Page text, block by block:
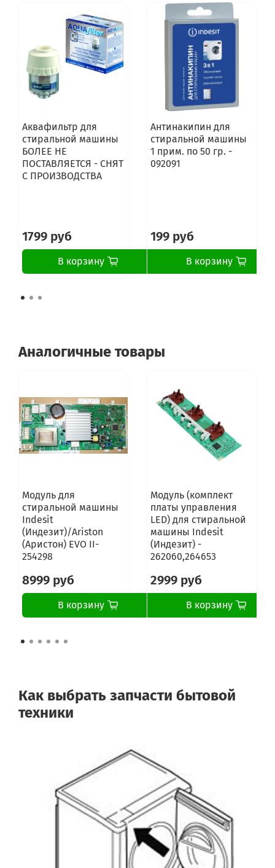
Аквафильтр для
стиральной машины
БОЛЕЕ НЕ
ПОСТАВЛЯЕТСЯ - СНЯТ
С ПРОИЗВОДСТВА
1799 руб
В корзину
Антинакипин для
стиральной машины
1 прим. по 50 гр. -
092091
199 руб
В корзину
Аналогичные товары
Модуль для
стиральной машины
Indesit
(Индезит)/Ariston
(Аристон) EVO II-
254298
8999 руб
В корзину
Модуль (комплект
платы управления
LED) для стиральной
машины Indesit
(Индезит) -
262060,264653
2999 руб
В корзину
Как выбрать запчасти бытовой
техники